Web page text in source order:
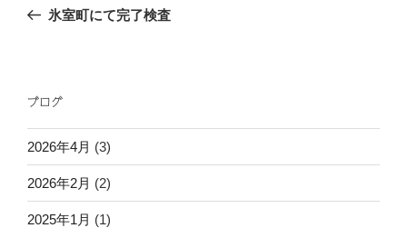
ー
シ
ョ
ン
去
氷室町にて完了検査
ブログ
2026年4月 (3)
2026年2月 (2)
2025年1月 (1)